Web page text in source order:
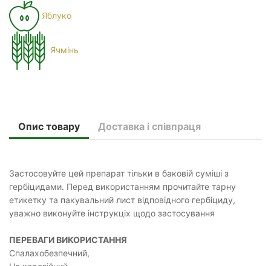
Яблуко
Ячмінь
Опис товару Доставка і співпраця
Застосовуйте цей препарат тільки в баковій суміші з
гербіцидами. Перед використанням прочитайте тарну
етикетку та пакувальний лист відповідного гербіциду,
уважно виконуйте інструкціх щодо застосування
ПЕРЕВАГИ ВИКОРИСТАННЯ
Спалахобезпечний,